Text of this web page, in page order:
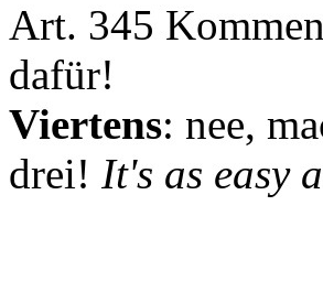
Art. 345
dafür!
Viertens: nee,
drei! It's as easy